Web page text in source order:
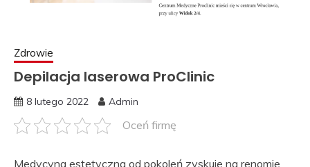
Zdrowie
Depilacja laserowa ProClinic
8 lutego 2022 Admin
Oceń firmę
Medycyna estetyczna od pokoleń zyskuje na renomie.